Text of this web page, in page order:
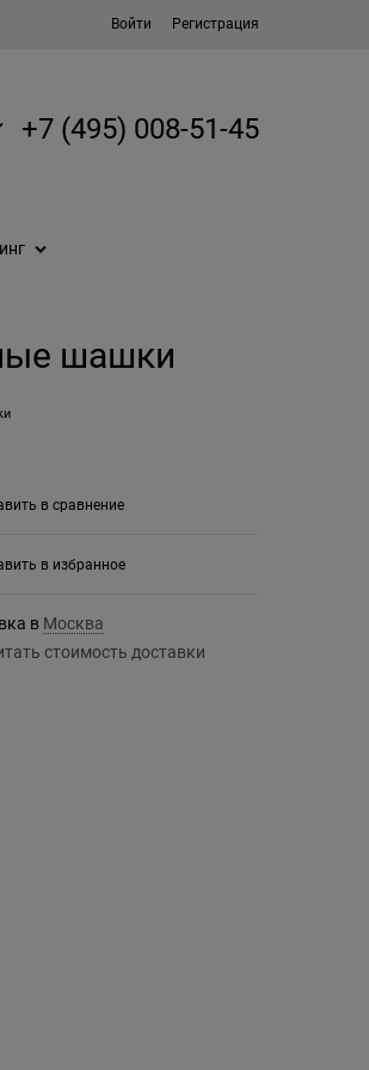
Войти Регистрация
+7 (495) 008-51-45
шашки
в сравнение
в избранное
в Москва
стоимость доставки